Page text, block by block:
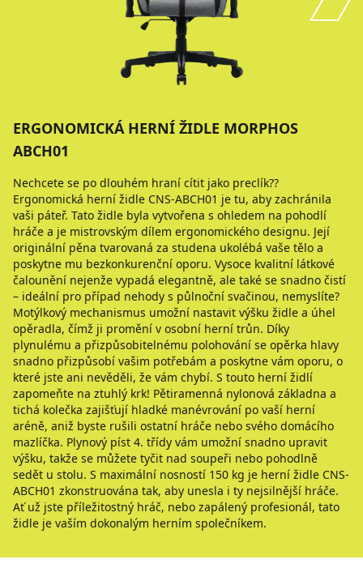
ERGONOMICKÁ HERNÍ ŽIDLE MORPHOS
ABCH01
Nechcete se po dlouhém hraní cítit jako preclík??
Ergonomická herní židle CNS-ABCH01 je tu, aby zachránila
vaši páteř. Tato židle byla vytvořena s ohledem na pohodlí
hráče a je mistrovským dílem ergonomického designu. Její
originální pěna tvarovaná za studena ukolébá vaše tělo a
poskytne mu bezkonkurenční oporu. Vysoce kvalitní látkové
čalounění nejenže vypadá elegantně, ale také se snadno čistí
– ideální pro případ nehody s půlnoční svačinou, nemyslíte?
Motýlkový mechanismus umožní nastavit výšku židle a úhel
opěradla, čímž ji promění v osobní herní trůn. Díky
plynulému a přizpůsobitelnému polohování se opěrka hlavy
snadno přizpůsobí vašim potřebám a poskytne vám oporu, o
které jste ani nevěděli, že vám chybí. S touto herní židlí
zapomeňte na ztuhlý krk! Pětiramenná nylonová základna a
tichá kolečka zajišťují hladké manévrování po vaší herní
aréně, aniž byste rušili ostatní hráče nebo svého domácího
mazlíčka. Plynový píst 4. třídy vám umožní snadno upravit
výšku, takže se můžete tyčit nad soupeři nebo pohodlně
sedět u stolu. S maximální nosností 150 kg je herní židle CNS-
ABCH01 zkonstruována tak, aby unesla i ty nejsilnější hráče.
Ať už jste příležitostný hráč, nebo zapálený profesionál, tato
židle je vaším dokonalým herním společníkem.